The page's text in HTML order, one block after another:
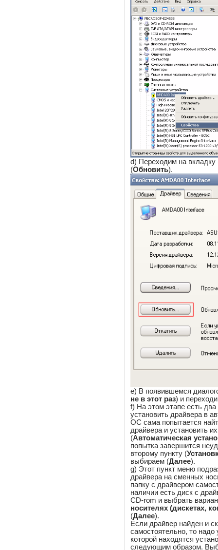
d) Переходим на вкладку
(Обновить).
e) В появившемся
не в этот раз) и
f) На этом этапе есть
установить драйвера в
ОС сама попытается
драйвера и установить
(Автоматическая
попытка завершится
второму пункту (
выбираем (Далее).
g) Этот пункт меню
драйвера на сменных
папку с драйвером
наличии есть диск с
CD-rom и выбрать
носителях (дискетах,
(Далее).
Если драйвер найден и
самостоятельно, то надо
которой находятся
следующим образом.